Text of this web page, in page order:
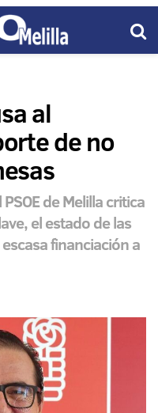
al
de no
de Melilla critica
el estado de las
financiación a